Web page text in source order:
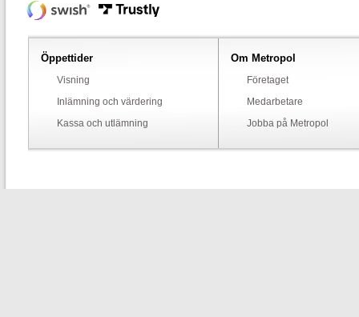
Öppettider
Visning
Inlämning och värdering
Kassa och utlämning
Om Metropol
Företaget
Medarbetare
Jobba på Metropol